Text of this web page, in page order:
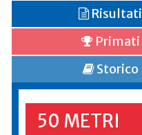
Risultati
Primati
Storico
50 METRI